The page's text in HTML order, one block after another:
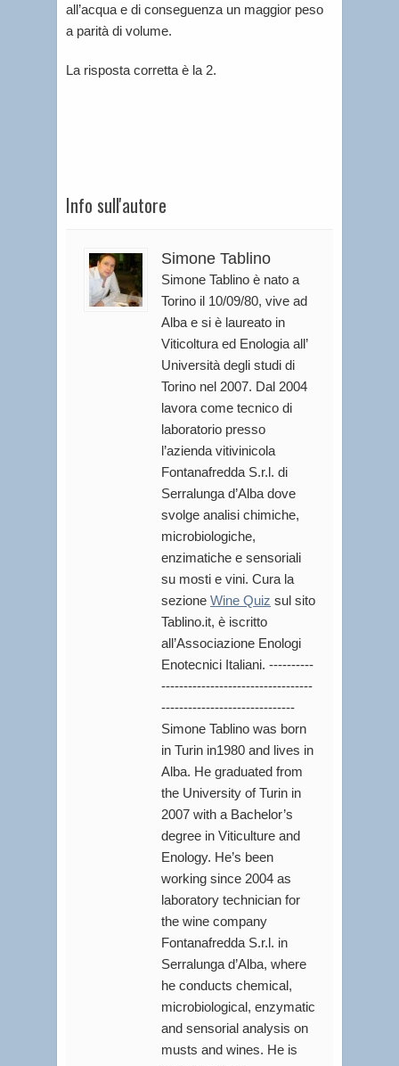
all’acqua e di conseguenza un maggior peso
a parità di volume.
La risposta corretta è la 2.
Info sull'autore
Simone Tablino
Simone Tablino è nato a
Torino il 10/09/80, vive ad
Alba e si è laureato in
Viticoltura ed Enologia all’
Università degli studi di
Torino nel 2007. Dal 2004
lavora come tecnico di
laboratorio presso
l’azienda vitivinicola
Fontanafredda S.r.l. di
Serralunga d’Alba dove
svolge analisi chimiche,
microbiologiche,
enzimatiche e sensoriali
su mosti e vini. Cura la
sezione Wine Quiz sul sito
Tablino.it, è iscritto
all’Associazione Enologi
Enotecnici Italiani. ----------
----------------------------------
------------------------------
Simone Tablino was born
in Turin in1980 and lives in
Alba. He graduated from
the University of Turin in
2007 with a Bachelor’s
degree in Viticulture and
Enology. He’s been
working since 2004 as
laboratory technician for
the wine company
Fontanafredda S.r.l. in
Serralunga d’Alba, where
he conducts chemical,
microbiological, enzymatic
and sensorial analysis on
musts and wines. He is